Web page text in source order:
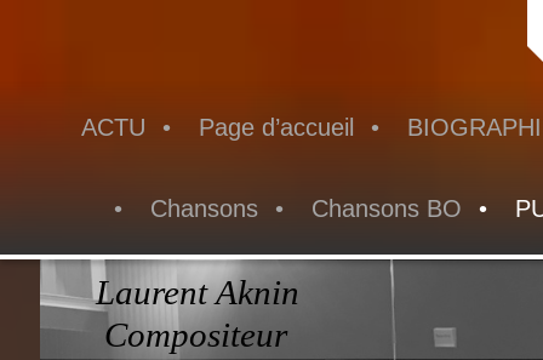
ACTU Page d’accueil
Chansons Chansons BO
Laurent Aknin
Compositeur